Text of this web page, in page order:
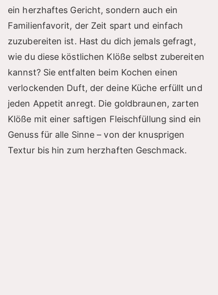
ein herzhaftes Gericht, sondern auch ein
Familienfavorit, der Zeit spart und einfach
zuzubereiten ist. Hast du dich jemals gefragt,
wie du diese köstlichen Klöße selbst zubereiten
kannst? Sie entfalten beim Kochen einen
verlockenden Duft, der deine Küche erfüllt und
jeden Appetit anregt. Die goldbraunen, zarten
Klöße mit einer saftigen Fleischfüllung sind ein
Genuss für alle Sinne – von der knusprigen
Textur bis hin zum herzhaften Geschmack.